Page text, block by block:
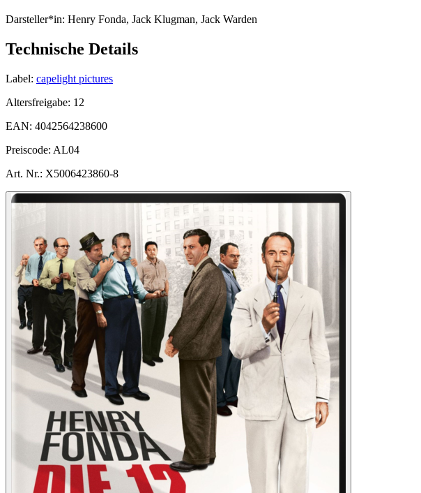
Darsteller*in: Henry Fonda, Jack Klugman, Jack Warden
Technische Details
Label: capelight pictures
Altersfreigabe: 12
EAN: 4042564238600
Preiscode: AL04
Art. Nr.: X5006423860-8